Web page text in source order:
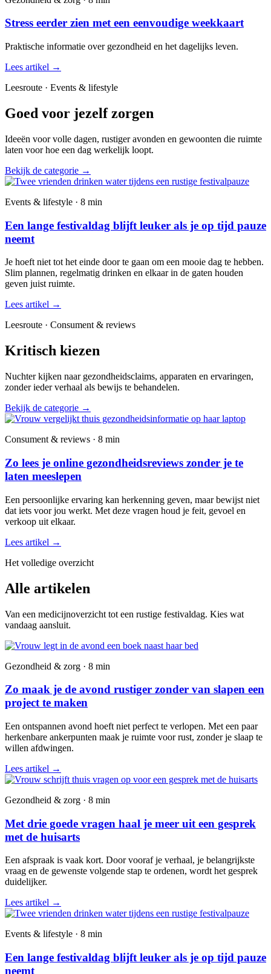
Stress eerder zien met een eenvoudige weekkaart
Praktische informatie over gezondheid en het dagelijks leven.
Lees artikel →
Leesroute · Events & lifestyle
Goed voor jezelf zorgen
Ideeën voor volle dagen, rustiger avonden en gewoonten die ruimte
laten voor hoe een dag werkelijk loopt.
Bekijk de categorie →
Events & lifestyle · 8 min
Een lange festivaldag blijft leuker als je op tijd pauze
neemt
Je hoeft niet tot het einde door te gaan om een mooie dag te hebben.
Slim plannen, regelmatig drinken en elkaar in de gaten houden
geven juist ruimte.
Lees artikel →
Leesroute · Consument & reviews
Kritisch kiezen
Nuchter kijken naar gezondheidsclaims, apparaten en ervaringen,
zonder ieder verhaal als bewijs te behandelen.
Bekijk de categorie →
Consument & reviews · 8 min
Zo lees je online gezondheidsreviews zonder je te
laten meeslepen
Een persoonlijke ervaring kan herkenning geven, maar bewijst niet
dat iets voor jou werkt. Met deze vragen houd je feit, gevoel en
verkoop uit elkaar.
Lees artikel →
Het volledige overzicht
Alle artikelen
Van een medicijnoverzicht tot een rustige festivaldag. Kies wat
vandaag aansluit.
Gezondheid & zorg · 8 min
Zo maak je de avond rustiger zonder van slapen een
project te maken
Een ontspannen avond hoeft niet perfect te verlopen. Met een paar
herkenbare ankerpunten maak je ruimte voor rust, zonder je slaap te
willen afdwingen.
Lees artikel →
Gezondheid & zorg · 8 min
Met drie goede vragen haal je meer uit een gesprek
met de huisarts
Een afspraak is vaak kort. Door vooraf je verhaal, je belangrijkste
vraag en de gewenste volgende stap te ordenen, wordt het gesprek
duidelijker.
Lees artikel →
Events & lifestyle · 8 min
Een lange festivaldag blijft leuker als je op tijd pauze
neemt